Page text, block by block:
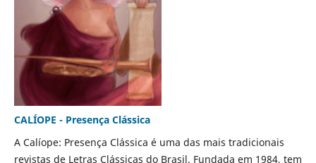
CALÍOPE - Presença Clássica
A Calíope: Presença Clássica é uma das mais tradicionais
revistas de Letras Clássicas do Brasil. Fundada em 1984, tem